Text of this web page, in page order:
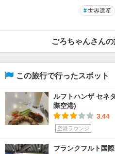
#世界遺産
ごろちゃんさん
この旅行で行ったスポット
ルフトハンザ セネ
際空港)
3.44
空港ラウンジ
フランクフルト国